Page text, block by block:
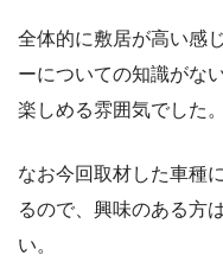
全体的に敷居が高い感
ーについての知識がな
楽しめる雰囲気でした。
なお今回取材した車種
るので、興味のある方
い。